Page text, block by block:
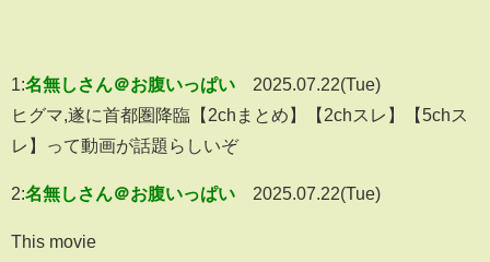
1:名無しさん＠お腹いっぱい
2025.07.22(Tue)
ヒグマ,遂に首都圏降臨【2chまとめ】【2chスレ】【5chス
レ】って動画が話題らしいぞ
2:名無しさん＠お腹いっぱい 2025.07.22(Tue)
This movie